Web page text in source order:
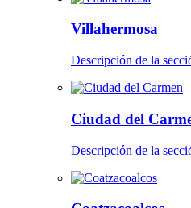
Villahermosa
Descripción de la
Ciudad del
Descripción de la